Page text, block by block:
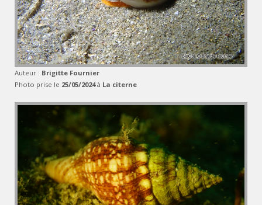
Auteur : Brigitte Fournier
Photo prise le 25/05/2024à La citerne